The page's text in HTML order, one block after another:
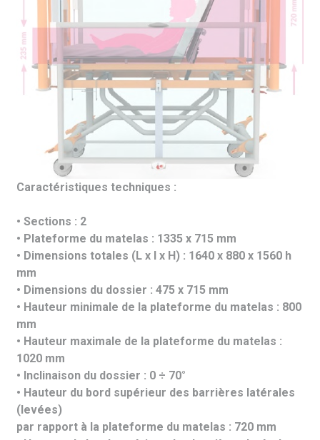
Caractéristiques techniques :
• Sections : 2
• Plateforme du matelas : 1335 x 715 mm
• Dimensions totales (L x l x H) : 1640 x 880 x 1560 h
mm
• Dimensions du dossier : 475 x 715 mm
• Hauteur minimale de la plateforme du matelas : 800
mm
• Hauteur maximale de la plateforme du matelas :
1020 mm
• Inclinaison du dossier : 0 ÷ 70°
• Hauteur du bord supérieur des barrières latérales
(levées)
par rapport à la plateforme du matelas : 720 mm